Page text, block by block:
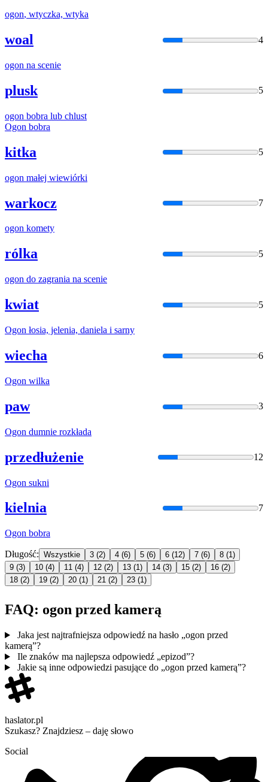
ogon, wtyczka, wtyka
woal 4
ogon na scenie
plusk 5
ogon bobra lub chlust
Ogon bobra
kitka 5
ogon małej wiewiórki
warkocz 7
ogon komety
rólka 5
ogon do zagrania na scenie
kwiat 5
Ogon łosia, jelenia, daniela i sarny
wiecha 6
Ogon wilka
paw 3
Ogon dumnie rozkłada
przedłużenie 12
Ogon sukni
kielnia 7
Ogon bobra
Długość: Wszystkie 3 (2) 4 (6) 5 (6) 6 (12) 7 (6) 8 (1)
9 (3) 10 (4) 11 (4) 12 (2) 13 (1) 14 (3) 15 (2) 16 (2)
18 (2) 19 (2) 20 (1) 21 (2) 23 (1)
FAQ: ogon przed kamerą
Jaka jest najtrafniejsza odpowiedź na hasło „ogon przed
kamerą”?
Ile znaków ma najlepsza odpowiedź „epizod”?
Jakie są inne odpowiedzi pasujące do „ogon przed kamerą”?
haslator.pl
Szukasz? Znajdziesz – daję słowo
Social